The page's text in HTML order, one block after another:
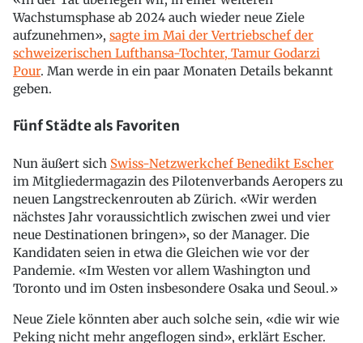
Wachstumsphase ab 2024 auch wieder neue Ziele
aufzunehmen», sagte im Mai der Vertriebschef der
schweizerischen Lufthansa-Tochter, Tamur Godarzi
Pour. Man werde in ein paar Monaten Details bekannt
geben.
Fünf Städte als Favoriten
Nun äußert sich Swiss-Netzwerkchef Benedikt Escher
im Mitgliedermagazin des Pilotenverbands Aeropers zu
neuen Langstreckenrouten ab Zürich. «Wir werden
nächstes Jahr voraussichtlich zwischen zwei und vier
neue Destinationen bringen», so der Manager. Die
Kandidaten seien in etwa die Gleichen wie vor der
Pandemie. «Im Westen vor allem Washington und
Toronto und im Osten insbesondere Osaka und Seoul.»
Neue Ziele könnten aber auch solche sein, «die wir wie
Peking nicht mehr angeflogen sind», erklärt Escher.